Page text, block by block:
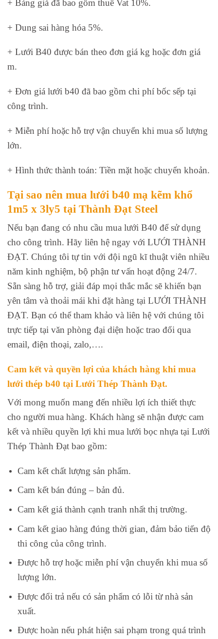
+ Bảng giá đã bao gồm thuế Vat 10%.
+ Dung sai hàng hóa 5%.
+ Lưới B40 được bán theo đơn giá kg hoặc đơn giá
m.
+ Đơn giá lưới b40 đã bao gồm chi phí bốc sếp tại
công trình.
+ Miễn phí hoặc hỗ trợ vận chuyển khi mua số lượng
lớn.
+ Hình thức thành toán: Tiền mặt hoặc chuyển khoản.
Tại sao nên mua lưới b40 mạ kẽm khổ
1m5 x 3ly5 tại Thành Đạt Steel
Nếu bạn đang có nhu cầu mua lưới B40 để sử dụng
cho công trình. Hãy liên hệ ngay với LƯỚI THÀNH
ĐẠT. Chúng tôi tự tin với đội ngũ kĩ thuật viên nhiều
năm kinh nghiệm, bộ phận tư vấn hoạt động 24/7.
Sẵn sàng hỗ trợ, giải đáp mọi thắc mắc sẽ khiến bạn
yên tâm và thoải mái khi đặt hàng tại LƯỚI THÀNH
ĐẠT. Bạn có thể tham khảo và liên hệ với chúng tôi
trực tiếp tại văn phòng đại diện hoặc trao đổi qua
email, điện thoại, zalo,….
Cam kết và quyền lợi của khách hàng khi mua
lưới thép b40 tại Lưới Thép Thành Đạt.
Với mong muốn mang đến nhiều lợi ích thiết thực
cho người mua hàng. Khách hàng sẽ nhận được cam
kết và nhiều quyền lợi khi mua lưới bọc nhựa tại Lưới
Thép Thành Đạt bao gồm:
Cam kết chất lượng sản phẩm.
Cam kết bán đúng – bản đủ.
Cam kết giá thành cạnh tranh nhất thị trường.
Cam kết giao hàng đúng thời gian, đảm bảo tiến độ
thi công của công trình.
Được hỗ trợ hoặc miễn phí vận chuyển khi mua số
lượng lớn.
Được đổi trả nếu có sản phẩm có lỗi từ nhà sản
xuất.
Được hoàn nếu phát hiện sai phạm trong quá trình